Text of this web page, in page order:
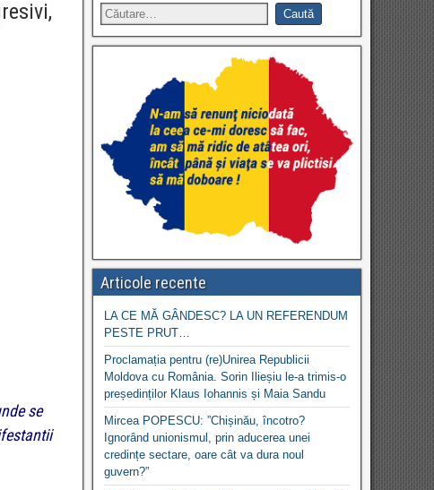
se
Articole recente
LA CE MĂ GÂNDESC? LA UN REFERENDUM
PESTE PRUT…
Proclamația pentru (re)Unirea Republicii
Moldova cu România. Sorin Ilieșiu le-a trimis-o
președinților Klaus Iohannis și Maia Sandu
Mircea POPESCU: ”Chișinău, încotro?
Ignorând unionismul, prin aducerea unei
credințe sectare, oare cât va dura noul
guvern?”